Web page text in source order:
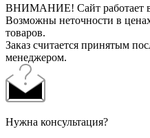
ВНИМАНИЕ! Сайт работает в
Возможны неточности в
товаров.
Заказ считается принятым
менеджером.
Нужна консультация?